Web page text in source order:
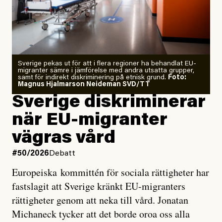
Årets El Niño kan bli den
starkaste som uppmätts
Zeke Hausfather är chockad igen efter att ha
analyserat hur de olika klimatmodellerna bedömer
läget för hur den begynnande El Niño-händelsen ska
utveckla sig. El Niño är ett återkommande
väderfenomen som uppstår när havsvattnet i delar av
Stilla havet blir ovanligt varmt. Det påverkar vädret
över stora delar av världen och under
forskare allt oftare varnat för att den här El Niñon
Det verkar vara en underdrift, menar nu Zeke
Hausfather.
Sverige pekas ut för att i flera regioner ha behandlat EU-
migranter sämre i jämförelse med andra utsatta grupper,
samt för indirekt diskriminering på etnisk grund. Foto:
Magnus Hjalmarson Neideman SVD/TT
Sverige diskriminerar
när EU-migranter
vägras vård
#50/2026 Debatt
Europeiska kommittén för sociala rättigheter har
fastslagit att Sverige kränkt EU-migranters
rättigheter genom att neka till vård. Jonatan
Michaneck tycker att det borde oroa oss alla